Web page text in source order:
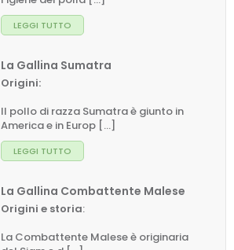
LEGGI TUTTO
La Gallina Sumatra
Origini:
Il pollo di razza Sumatra è giunto in
America e in Europ [...]
LEGGI TUTTO
La Gallina Combattente Malese
Origini e storia:
La Combattente Malese è originaria